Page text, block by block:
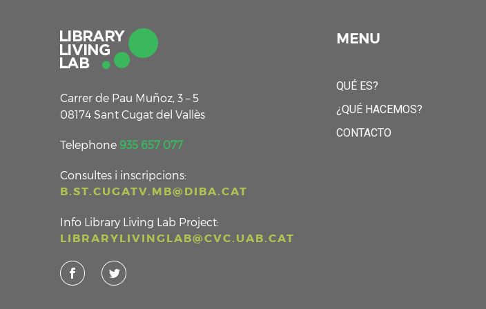
Carrer de Pau Muñoz, 3 – 5
08174 Sant Cugat del Vallès
Telephone 935 657 077
Consultes i inscripcions:
B.ST.CUGATV.MB@DIBA.CAT
Info Library Living Lab Project:
LIBRARYLIVINGLAB@CVC.UAB.CAT
MENU
QUÉ ES?
¿QUÉ HACEMOS?
CONTACTO